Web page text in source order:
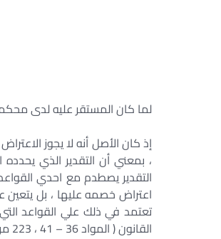
لما كان المستقر عليه لدى
إذ كان الأصل أنه لا يجوز
، بمعني أن التقدير الذي
التقدير يصطدم مع احدي
اعتراض خصمه عليها ، بل يتعين
القانون ( المواد 36 – 41 ، 223 مرافعات)